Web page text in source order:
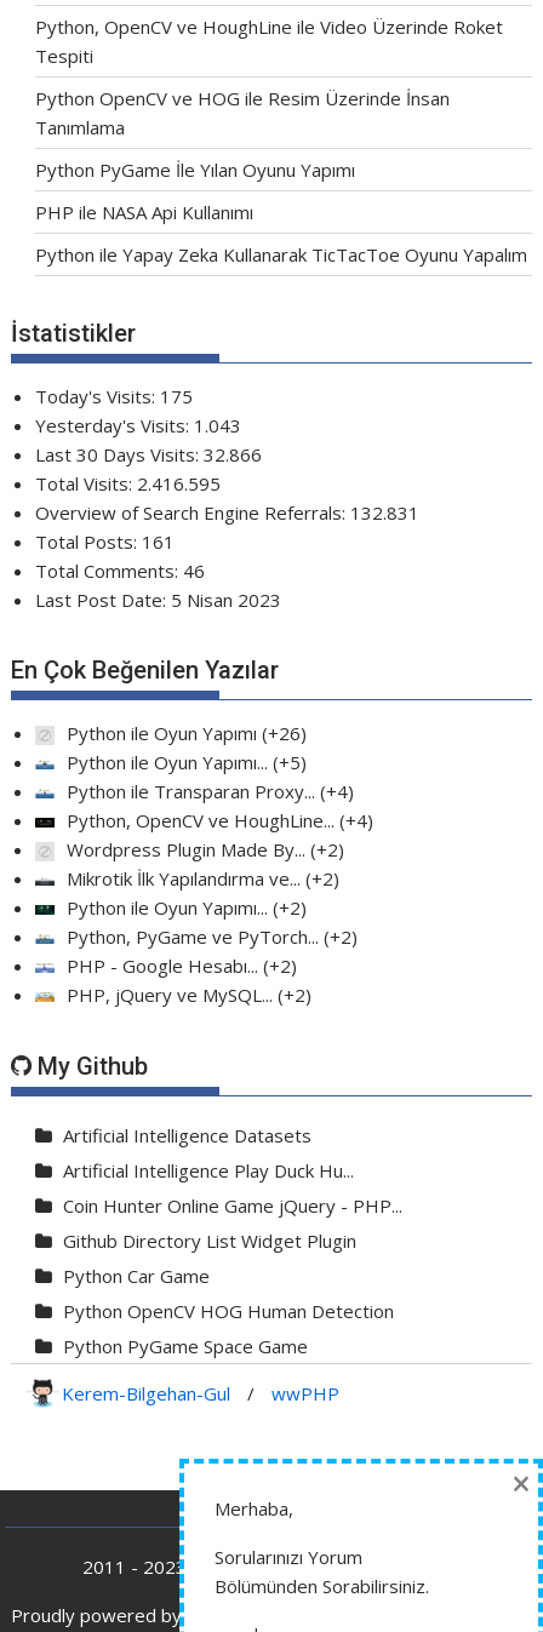
Python, OpenCV ve HoughLine ile Video Üzerinde Roket
Tespiti
Python OpenCV ve HOG ile Resim Üzerinde İnsan
Tanımlama
Python PyGame İle Yılan Oyunu Yapımı
PHP ile NASA Api Kullanımı
Python ile Yapay Zeka Kullanarak TicTacToe Oyunu Yapalım
İstatistikler
Today's Visits: 175
Yesterday's Visits: 1.043
Last 30 Days Visits:32.866
Total Visits: 2.416.595
Overview of Search Engine Referrals: 132.831
Total Posts: 161
Total Comments: 46
Last Post Date: 5 Nisan 2023
En Çok Beğenilen Yazılar
Python ile Oyun Yapımı +26
Python ile Oyun Yapımı... +5
Python ile Transparan Proxy... +4
Python, OpenCV ve HoughLine... +4
Wordpress Plugin Made By... +2
Mikrotik İlk Yapılandırma ve... +2
Python ile Oyun Yapımı... +2
Python, PyGame ve PyTorch... +2
PHP - Google Hesabı... +2
PHP, jQuery ve MySQL... +2
My Github
Artificial Intelligence Datasets
Artificial Intelligence Play Duck Hu...
Coin Hunter Online Game jQuery - PHP...
Github Directory List Widget Plugin
Python Car Game
Python OpenCV HOG Human Detection
Python PyGame Space Game
Python Transparent Proxy Server
jQuery Resizable
Kerem-Bilgehan-Gul / wwPHP
2011 - 2023 wwphp.com Tüm Hakları Saklıdır.
Proudly powered by WordPress
Merhaba,
Sorularınızı Yorum
Bölümünden Sorabilirsiniz.
×